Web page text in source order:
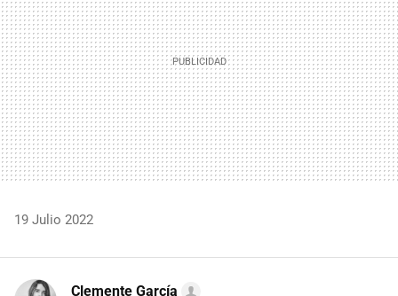
19 Julio 2022
Clemente García